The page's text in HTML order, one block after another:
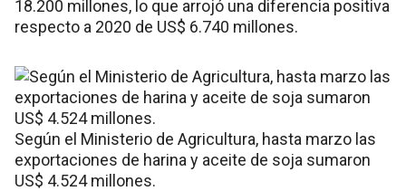
18.200 millones, lo que arrojó una diferencia positiva
respecto a 2020 de US$ 6.740 millones.
Según el Ministerio de Agricultura, hasta marzo las
exportaciones de harina y aceite de soja sumaron
US$ 4.524 millones.